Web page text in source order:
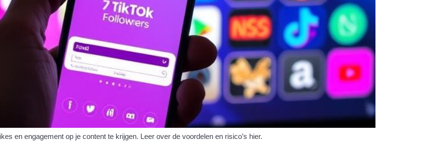
en engagement op je content te krijgen. Leer over de voordelen en risico’s hier.